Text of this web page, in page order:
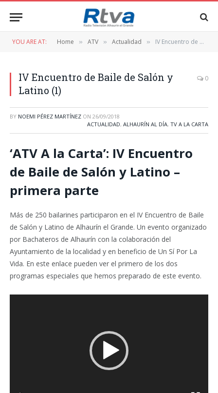
YOU ARE AT: Home » ATV » Actualidad » IV Encuentro de Baile de Salón y Latino (1)
IV Encuentro de Baile de Salón y
Latino (1)
0
BY NOEMI PÉREZ MARTÍNEZ ON 26/09/2018
ACTUALIDAD, ALHAURÍN AL DÍA, TV A LA CARTA
‘ATV A la Carta’: IV Encuentro
de Baile de Salón y Latino –
primera parte
Más de 250 bailarines participaron en el IV Encuentro de Baile
de Salón y Latino de Alhaurín el Grande. Un evento organizado
por Bachateros de Alhaurín con la colaboración del
Ayuntamiento de la localidad y en beneficio de Un Sí Por La
Vida. En este enlace pueden ver el primero de los dos
programas especiales que hemos preparado de este evento.